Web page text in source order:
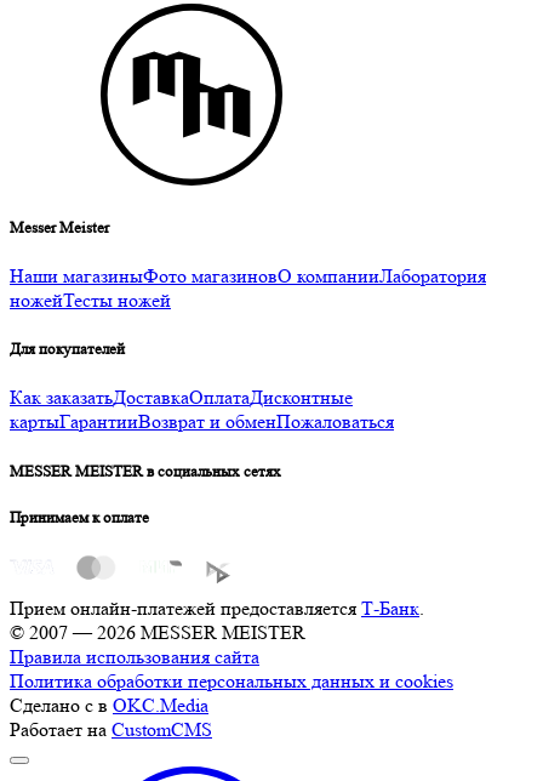
Messer Meister
Наши магазиныФото магазиновО компанииЛаборатория
ножейТесты ножей
Для покупателей
Как заказатьДоставкаОплатаДисконтные
картыГарантииВозврат и обменПожаловаться
MESSER MEISTER в социальных сетях
Принимаем к оплате
Прием онлайн-платежей предоставляется Т-Банк.
© 2007 — 2026 MESSER MEISTER
Правила использования сайта
Политика обработки персональных данных и cookies
Сделано с в OKC.Media
Работает на CustomCMS